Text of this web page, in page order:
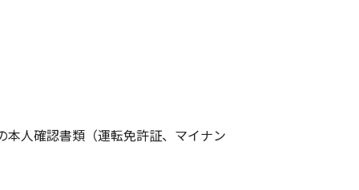
人確認書類（運転免許証、マイナン